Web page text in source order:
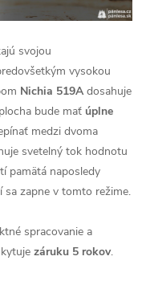
svojou
vysokou
Nichia 519Adosahuje
bude mať úplne
medzi dvoma
svetelný tok hodnotu
pamätá naposledy
zapne v tomto režime.
spracovanie a
záruku 5 rokov.